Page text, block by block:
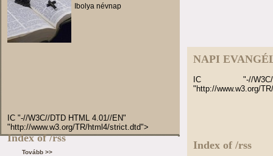
Ibolya névnap
IC "-//W3C//DTD HTML 4.01//EN"
"http://www.w3.org/TR/html4/strict.dtd">
Index of /rss
Tovább >>
NAPI
IC "-//
"http://www.w3.org/
Index of /rss